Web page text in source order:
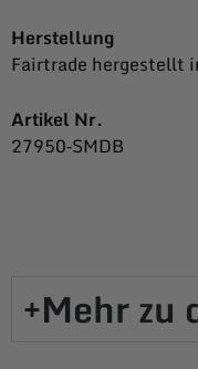
Herstellung
Fairtrade hergestellt
Artikel Nr.
27950‐SMDB
Mehr zu